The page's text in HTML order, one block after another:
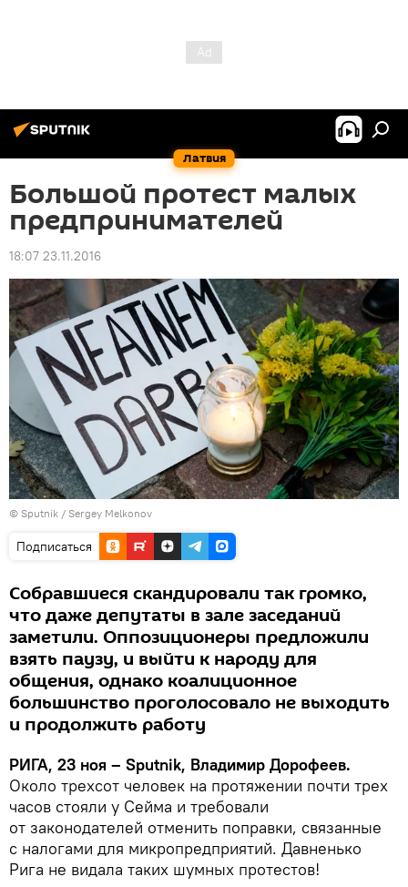
Латвия
Большой протест малых
предпринимателей
18:07 23.11.2016
© Sputnik / Sergey Melkonov
Подписаться
Собравшиеся скандировали так громко,
что даже депутаты в зале заседаний
заметили. Оппозиционеры предложили
взять паузу, и выйти к народу для
общения, однако коалиционное
большинство проголосовало не выходить
и продолжить работу
РИГА, 23 ноя – Sputnik, Владимир Дорофеев.
Около трехсот человек на протяжении почти трех
часов стояли у Сейма и требовали
от законодателей отменить поправки, связанные
с налогами для микропредприятий. Давненько
Рига не видала таких шумных протестов!